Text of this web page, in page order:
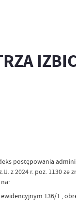
postępowania
2024 r. poz. 1130
136/1 ,